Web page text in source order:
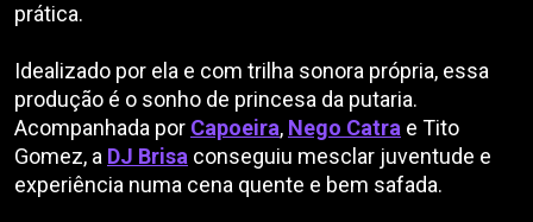
prática.
Idealizado por ela e com trilha sonora própria, essa
produção é o sonho de princesa da putaria.
Acompanhada por Capoeira, Nego Catra e Tito
Gomez, a DJ Brisa conseguiu mesclar juventude e
experiência numa cena quente e bem safada.